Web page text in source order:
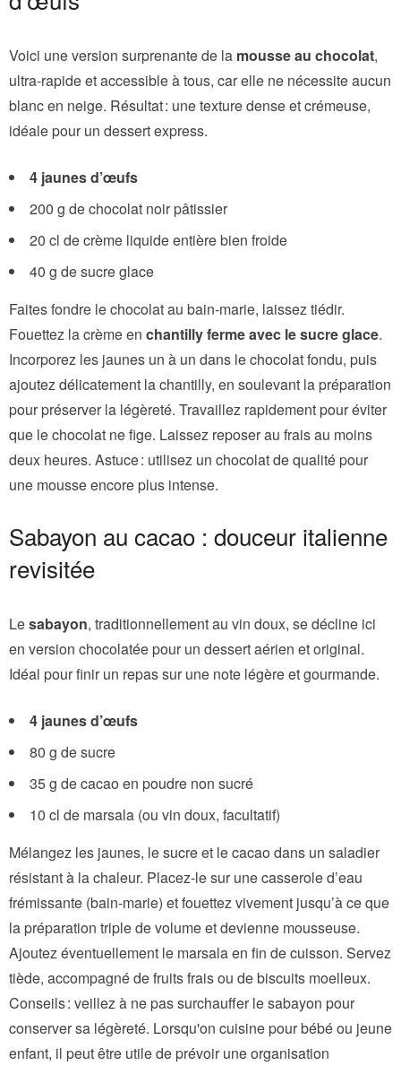
Voici une version surprenante de la mousse au chocolat,
ultra-rapide et accessible à tous, car elle ne nécessite aucun
blanc en neige. Résultat : une texture dense et crémeuse,
idéale pour un dessert express.
4 jaunes d’œufs
200 g de chocolat noir pâtissier
20 cl de crème liquide entière bien froide
40 g de sucre glace
Faites fondre le chocolat au bain-marie, laissez tiédir.
Fouettez la crème en chantilly ferme avec le sucre glace.
Incorporez les jaunes un à un dans le chocolat fondu, puis
ajoutez délicatement la chantilly, en soulevant la préparation
pour préserver la légèreté. Travaillez rapidement pour éviter
que le chocolat ne fige. Laissez reposer au frais au moins
deux heures. Astuce : utilisez un chocolat de qualité pour
une mousse encore plus intense.
Sabayon au cacao : douceur italienne
revisitée
Lesabayon, traditionnellement au vin doux, se décline ici
en version chocolatée pour un dessert aérien et original.
Idéal pour finir un repas sur une note légère et gourmande.
4 jaunes d’œufs
80 g de sucre
35 g de cacao en poudre non sucré
10 cl de marsala (ou vin doux, facultatif)
Mélangez les jaunes, le sucre et le cacao dans un saladier
résistant à la chaleur. Placez-le sur une casserole d’eau
frémissante (bain-marie) et fouettez vivement jusqu’à ce que
la préparation triple de volume et devienne mousseuse.
Ajoutez éventuellement le marsala en fin de cuisson. Servez
tiède, accompagné de fruits frais ou de biscuits moelleux.
Conseils : veillez à ne pas surchauffer le sabayon pour
conserver sa légèreté. Lorsqu'on cuisine pour bébé ou jeune
enfant, il peut être utile de prévoir une organisation